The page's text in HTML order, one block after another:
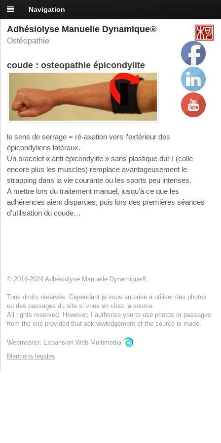
Navigation
Adhésiolyse Manuelle Dynamique®
Ostéopathie
coude : osteopathie épicondylite
le sens de serrage = ré-axation vers l’extérieur des
épicondyliens latéraux.
Un bracelet « anti épicondylite » sans plastique dur ! (colle
encore plus les muscles) remplace avantageusement le
strapping dans la vie courante ou les sports peu intenses.
A mettre lors du traitement manuel, jusqu’à ce que les
adhérences aient disparues, puis lors des premières séances
d’utilisation du coude…
© 2014-2024 Adhésiolyse Manuelle Dynamique®.
Tous droits réservés. Cependant je vous autorise à utiliser des photos
ou des passages du site si vous en citez la source.
All rights reserved. However, I authorize you to use photos or passages
from the site provided that acknowledgement of the source is made.
Webmaster: Expansion Web Multimedia
Mentions légales